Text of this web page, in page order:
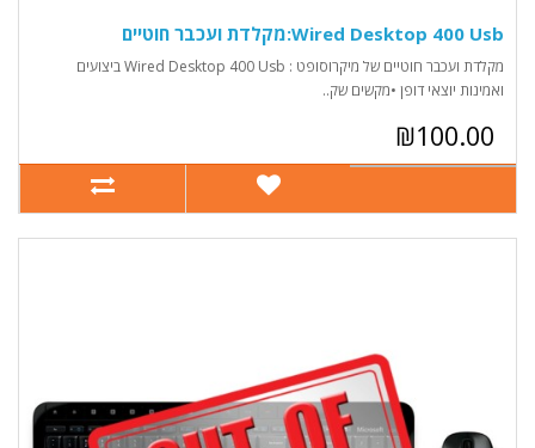
Wired Desktop 400 Usb:מקלדת ועכבר חוטיים
מקלדת ועכבר חוטיים של מיקרוסופט : Wired Desktop 400 Usb ביצועים
ואמינות יוצאי דופן •מקשים שק..
₪100.00